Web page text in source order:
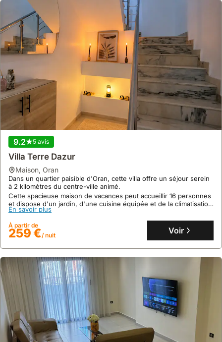
9.2 5 avis
Villa Terre Dazur
maison, Oran
Dans un quartier paisible d'Oran, cette villa offre un séjour serein
à 2 kilomètres du centre-ville animé.
Cette spacieuse maison de vacances peut accueillir 16 personnes
et dispose d'un jardin, d'une cuisine équipée et de la climatisation
pour un séjour confortable.
En savoir plus
À partir de
259 €/ nuit Voir